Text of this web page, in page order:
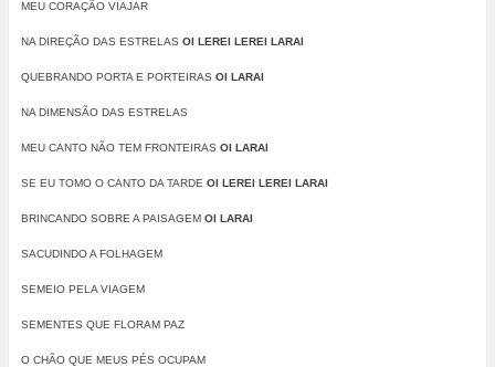
MEU CORAÇÃO VIAJAR
NA DIREÇÃO DAS ESTRELAS OI LEREI LEREI LARAI
QUEBRANDO PORTA E PORTEIRAS OI LARAI
NA DIMENSÃO DAS ESTRELAS
MEU CANTO NÃO TEM FRONTEIRAS OI LARAI
SE EU TOMO O CANTO DA TARDE OI LEREI LEREI LARAI
BRINCANDO SOBRE A PAISAGEM OI LARAI
SACUDINDO A FOLHAGEM
SEMEIO PELA VIAGEM
SEMENTES QUE FLORAM PAZ
O CHÃO QUE MEUS PÉS OCUPAM